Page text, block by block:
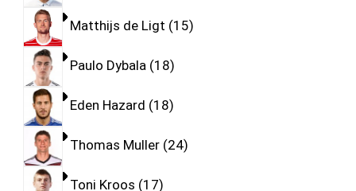
Matthijs de Ligt 15
Paulo Dybala 18
Eden Hazard 18
Thomas Muller 24
Toni Kroos 17